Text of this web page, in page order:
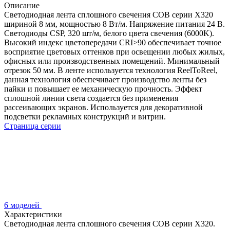
Описание
Светодиодная лента сплошного свечения COB серии X320
шириной 8 мм, мощностью 8 Вт/м. Напряжение питания 24 В.
Светодиоды CSP, 320 шт/м, белого цвета свечения (6000K).
Высокий индекс цветопередачи CRI>90 обеспечивает точное
восприятие цветовых оттенков при освещении любых жилых,
офисных или производственных помещений. Минимальный
отрезок 50 мм. В ленте используется технология ReelToReel,
данная технология обеспечивает производство ленты без
пайки и повышает ее механическую прочность. Эффект
сплошной линии света создается без применения
рассеивающих экранов. Используется для декоративной
подсветки рекламных конструкций и витрин.
Страница серии
6 моделей
Характеристики
Светодиодная лента сплошного свечения COB серии X320.